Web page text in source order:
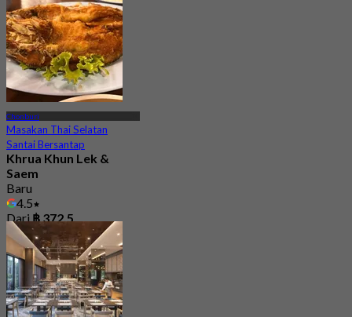
Chonburi
Masakan Thai Selatan
Santai Bersantap
Khrua Khun Lek &
Saem
Baru
4.5
Dari฿ 372.5